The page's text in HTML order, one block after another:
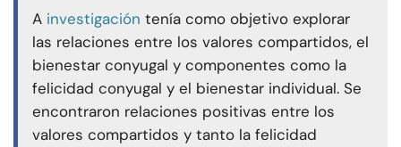
A investigación tenía como objetivo explorar
las relaciones entre los valores compartidos, el
bienestar conyugal y componentes como la
felicidad conyugal y el bienestar individual. Se
encontraron relaciones positivas entre los
valores compartidos y tanto la felicidad